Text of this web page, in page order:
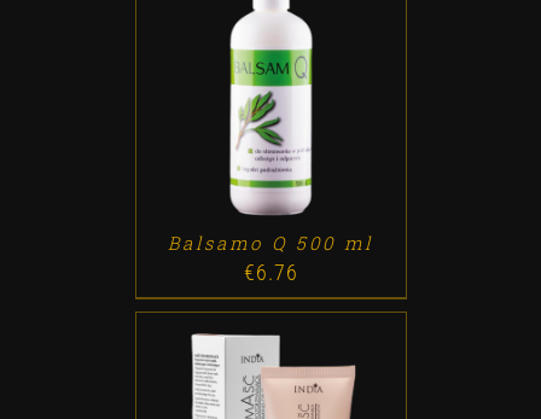
ADD TO CART /
Balsamo Q 500 ml
€6.76